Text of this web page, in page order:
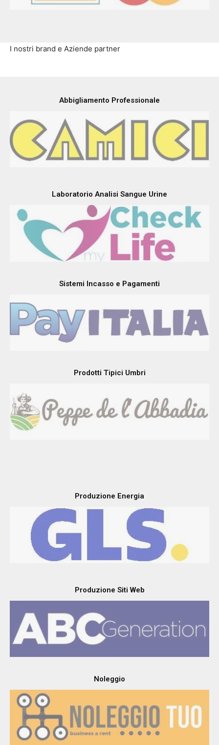
I nostri brand e Aziende partner
Abbigliamento Professionale
Laboratorio Analisi Sangue Urine
Sistemi Incasso e Pagamenti
Prodotti Tipici Umbri
Produzione Energia
Produzione Siti Web
Noleggio